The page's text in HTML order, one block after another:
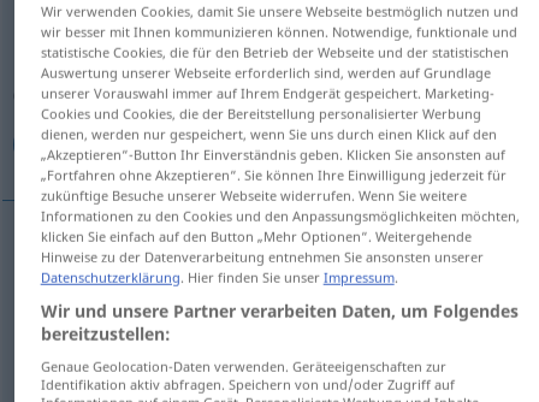
Reihef
Übersicht aller Übersetzungen
(Für mehr Details die Übersetzung anklicken/antippen)
ردیف, رشته, صف تعداد
ردیف[radif] Reihe
صف [saff] Reihe
رشته [rešte]
Wir verwenden Cookies, damit Sie unsere Webseite bestmöglich nutzen und
wir besser mit Ihnen kommunizieren können. Notwendige, funktionale und
statistische Cookies, die für den Betrieb der Webseite und der statistischen
Auswertung unserer Webseite erforderlich sind, werden auf Grundlage
unserer Vorauswahl immer auf Ihrem Endgerät gespeichert. Marketing-
Cookies und Cookies, die der Bereitstellung personalisierter Werbung
dienen, werden nur gespeichert, wenn Sie uns durch einen Klick auf den
„Akzeptieren“-Button Ihr Einverständnis geben. Klicken Sie ansonsten auf
„Fortfahren ohne Akzeptieren“. Sie können Ihre Einwilligung jederzeit für
zukünftige Besuche unserer Webseite widerrufen. Wenn Sie weitere
Informationen zu den Cookies und den Anpassungsmöglichkeiten möchten,
klicken Sie einfach auf den Button „Mehr Optionen“. Weitergehende
Hinweise zu der Datenverarbeitung entnehmen Sie ansonsten unserer
Datenschutzerklärung. Hier finden Sie unser Impressum.
Wir und unsere Partner verarbeiten Daten, um Folgendes
bereitzustellen:
Genaue Geolocation-Daten verwenden. Geräteeigenschaften zur
Identifikation aktiv abfragen. Speichern von und/oder Zugriff auf